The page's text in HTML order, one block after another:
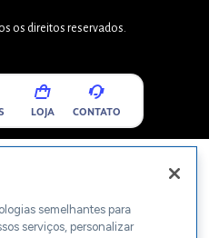
os direitos reservados.
LOJA CONTATO
semelhantes para
serviços, personalizar